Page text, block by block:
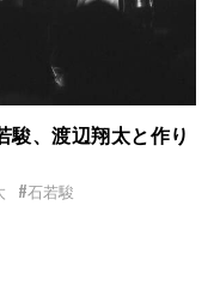
駿、渡辺翔太と作り
#石若駿